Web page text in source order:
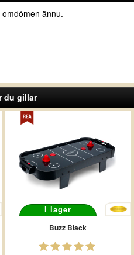
ännu.
du gillar
I lager
Buzz Black